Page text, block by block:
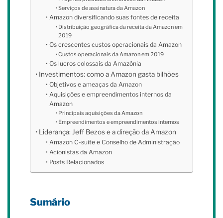
Serviços de assinatura da Amazon
Amazon diversificando suas fontes de receita
Distribuição geográfica da receita da Amazon em
2019
Os crescentes custos operacionais da Amazon
Custos operacionais da Amazon em 2019
Os lucros colossais da Amazônia
Investimentos: como a Amazon gasta bilhões
Objetivos e ameaças da Amazon
Aquisições e empreendimentos internos da
Amazon
Principais aquisições da Amazon
Empreendimentos e empreendimentos internos
Liderança: Jeff Bezos e a direção da Amazon
Amazon C-suite e Conselho de Administração
Acionistas da Amazon
Posts Relacionados
Sumário